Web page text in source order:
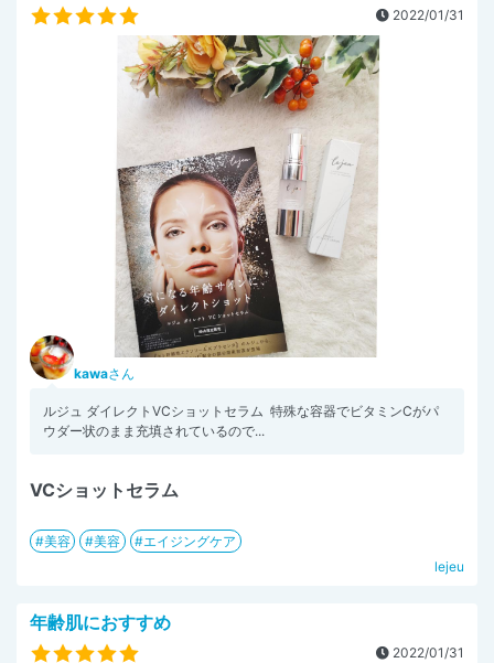
2022/01/31
kawaさん
ルジュ ダイレクトVCショットセラム ⁡⁡ ⁡特殊な容器でビタミンCがパ
ウダー状のまま充填されているので...
VCショットセラム
美容 美容
エイジングケア
lejeu
年齢肌におすすめ
2022/01/31